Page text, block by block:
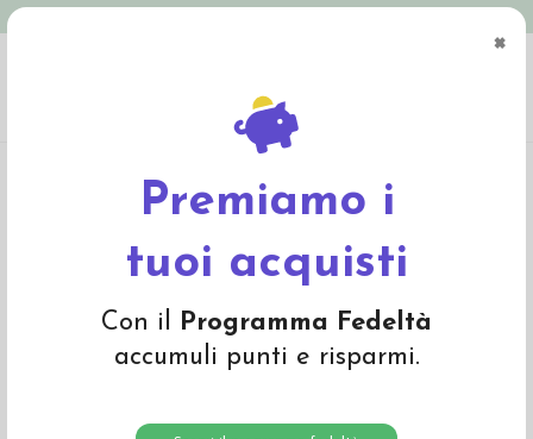
×
Premiamo i
tuoi acquisti
Con il Programma Fedeltà
accumuli punti e risparmi.
Lana filata multicolore toni verde 1199